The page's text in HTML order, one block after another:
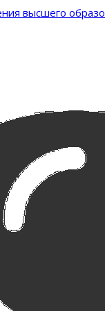
высшего